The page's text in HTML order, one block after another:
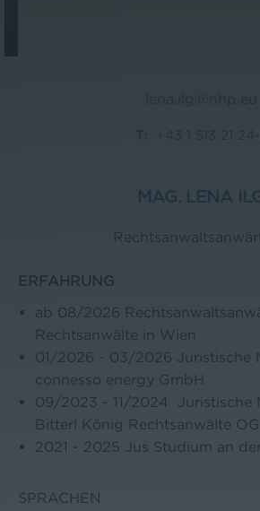
lena.ilg@nhp.eu
+43 1 513 21
MAG. LENA
ERFAHRUNG
ab 08/2026
Rechtsanwälte in Wien
01/2026 - 03/2026 Juristische
connesso energy GmbH
09/2023 - 11/2024 Juristische
Bitterl König Rechtsanwälte OG
2021 - 2025 Jus Studium an
SPRACHEN